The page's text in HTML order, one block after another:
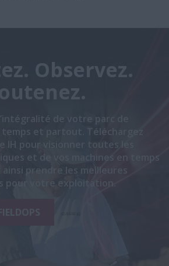
Observez.
de votre parc de
et partout. Téléchargez
IH pour visionner toutes les
et de vos machines en temps
prendre les meilleures
pour votre exploitation.